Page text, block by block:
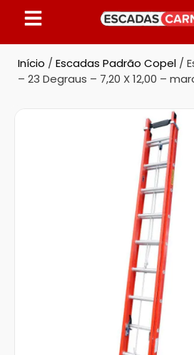
Início / Escadas Padrão Copel /
– 23 Degraus – 7,20 X 12,00 –